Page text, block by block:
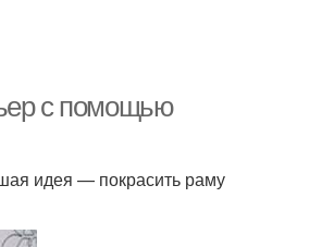
с помощью
идея — покрасить раму